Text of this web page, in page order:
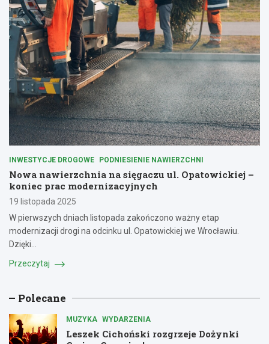
INWESTYCJE DROGOWE PODNIESIENIE NAWIERZCHNI
Nowa nawierzchnia na sięgaczu ul. Opatowickiej –
koniec prac modernizacyjnych
19 listopada 2025
W pierwszych dniach listopada zakończono ważny etap
modernizacji drogi na odcinku ul. Opatowickiej we Wrocławiu.
Dzięki…
Przeczytaj
Polecane
MUZYKA WYDARZENIA
Leszek Cichoński rozgrzeje Dożynki